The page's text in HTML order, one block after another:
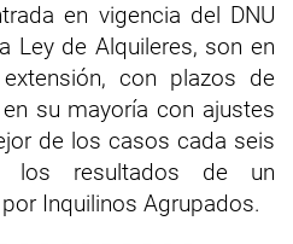
en vigencia del DNU
Ley de Alquileres, son en
con plazos de
su mayoría con ajustes
de los casos cada seis
los resultados de un
Inquilinos Agrupados.